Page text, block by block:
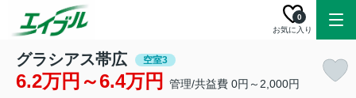
お気に入り
0
グラシアス帯広 空室3
6.2万円～6.4万円 管理/共益費 0円～2,000円